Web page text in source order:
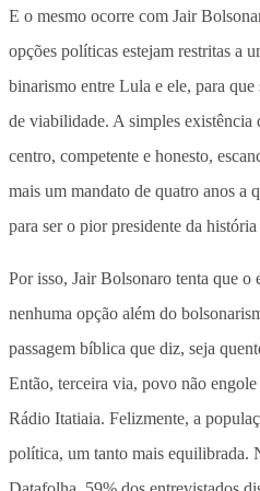
E o mesmo ocorre com Jair
opções políticas estejam restritas a
binarismo entre Lula e ele, para
de viabilidade. A simples existência
centro, competente e honesto,
mais um mandato de quatro anos a
para ser o pior presidente da história
Por isso, Jair Bolsonaro tenta que o
nenhuma opção além do
passagem bíblica que diz, seja
Então, terceira via, povo não engole
Rádio Itatiaia. Felizmente, a
política, um tanto mais equilibrada.